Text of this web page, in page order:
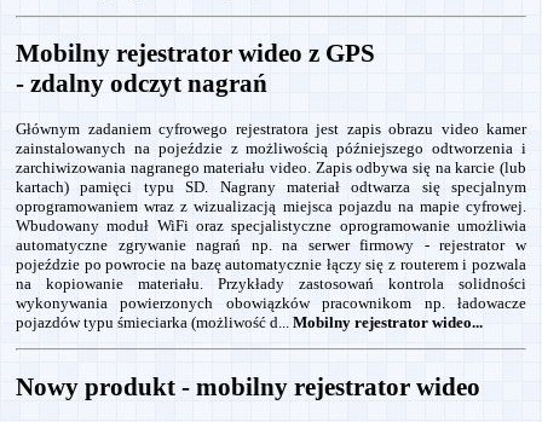
Mobilny rejestrator wideo z GPS
- zdalny odczyt nagrań
Głównym zadaniem cyfrowego rejestratora jest zapis obrazu video kamer
zainstalowanych na pojeździe z możliwością późniejszego odtworzenia i
zarchiwizowania nagranego materiału video. Zapis odbywa się na karcie (lub
kartach) pamięci typu SD. Nagrany materiał odtwarza się specjalnym
oprogramowaniem wraz z wizualizacją miejsca pojazdu na mapie cyfrowej.
Wbudowany moduł WiFi oraz specjalistyczne oprogramowanie umożliwia
automatyczne zgrywanie nagrań np. na serwer firmowy - rejestrator w
pojeździe po powrocie na bazę automatycznie łączy się z routerem i pozwala
na kopiowanie materiału. Przykłady zastosowań kontrola solidności
wykonywania powierzonych obowiązków pracownikom np. ładowacze
pojazdów typu śmieciarka (możliwość d... Mobilny rejestrator wideo...
Nowy produkt - mobilny rejestrator wideo